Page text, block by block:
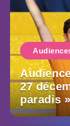
27
paradis